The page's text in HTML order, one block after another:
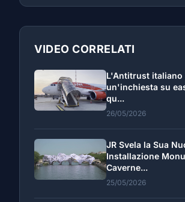
VIDEO CORRELATI
L'Antitrust italiano
un'inchiesta su
qu...
26/05/2026
JR Svela la Sua
Installazione
Caverne...
25/05/2026